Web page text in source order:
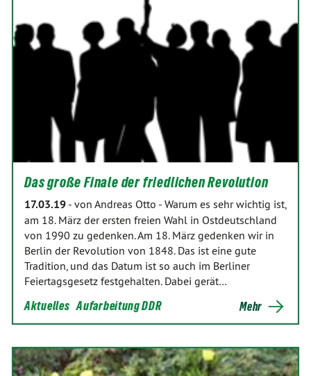
Das große Finale der friedlichen Revolution
17.03.19 - von Andreas Otto - Warum es sehr wichtig ist,
am 18. März der ersten freien Wahl in Ostdeutschland
von 1990 zu gedenken. Am 18. März gedenken wir in
Berlin der Revolution von 1848. Das ist eine gute
Tradition, und das Datum ist so auch im Berliner
Feiertagsgesetz festgehalten. Dabei gerät…
Aktuelles Aufarbeitung DDR Mehr